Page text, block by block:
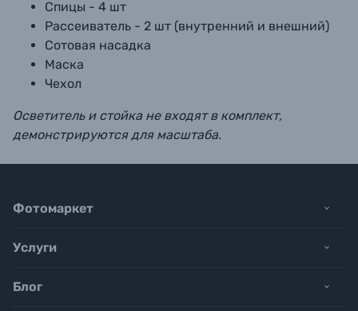
Спицы - 4 шт
Рассеиватель - 2 шт (внутренний и внешний)
Сотовая насадка
Маска
Чехол
Осветитель и стойка не входят в комплект,
демонстрируются для масштаба.
Фотомаркет
Услуги
Блог